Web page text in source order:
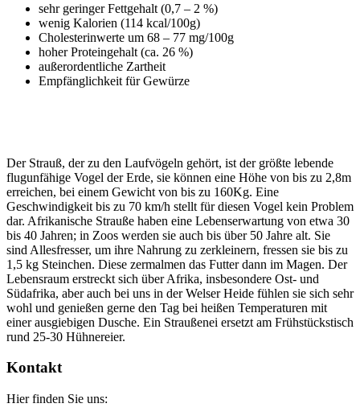
sehr geringer Fettgehalt (0,7 – 2 %)
wenig Kalorien (114 kcal/100g)
Cholesterinwerte um 68 – 77 mg/100g
hoher Proteingehalt (ca. 26 %)
außerordentliche Zartheit
Empfänglichkeit für Gewürze
Der Strauß, der zu den Laufvögeln gehört, ist der größte lebende
flugunfähige Vogel der Erde, sie können eine Höhe von bis zu 2,8m
erreichen, bei einem Gewicht von bis zu 160Kg. Eine
Geschwindigkeit bis zu 70 km/h stellt für diesen Vogel kein Problem
dar. Afrikanische Strauße haben eine Lebenserwartung von etwa 30
bis 40 Jahren; in Zoos werden sie auch bis über 50 Jahre alt. Sie
sind Allesfresser, um ihre Nahrung zu zerkleinern, fressen sie bis zu
1,5 kg Steinchen. Diese zermalmen das Futter dann im Magen. Der
Lebensraum erstreckt sich über Afrika, insbesondere Ost- und
Südafrika, aber auch bei uns in der Welser Heide fühlen sie sich sehr
wohl und genießen gerne den Tag bei heißen Temperaturen mit
einer ausgiebigen Dusche. Ein Straußenei ersetzt am Frühstückstisch
rund 25-30 Hühnereier.
Kontakt
Hier finden Sie uns: